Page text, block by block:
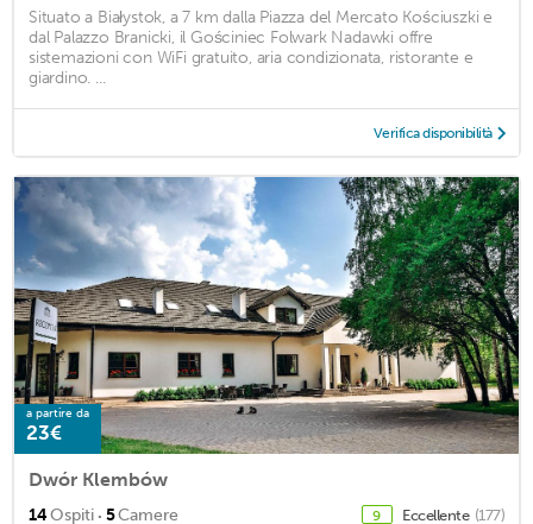
Situato a Białystok, a 7 km dalla Piazza del Mercato Kościuszki e
dal Palazzo Branicki, il Gościniec Folwark Nadawki offre
sistemazioni con WiFi gratuito, aria condizionata, ristorante e
giardino. ...
Verifica disponibilità
a partire da
23€
Dwór Klembów
14Ospiti · 5Camere 9 Eccellente (177)